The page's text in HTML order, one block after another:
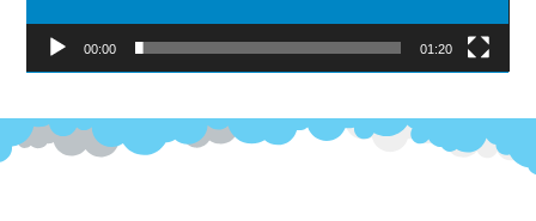
00:00 01:20